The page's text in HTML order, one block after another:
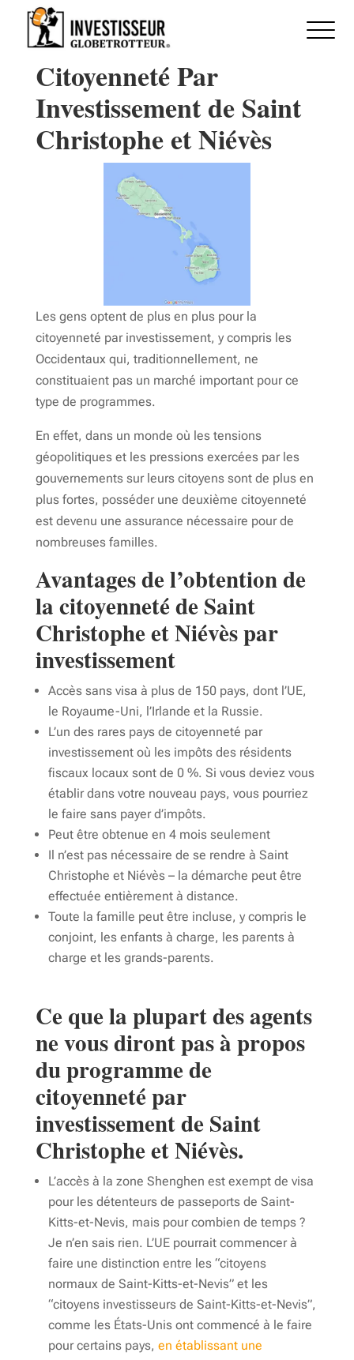
Citoyenneté Par
Investissement de Saint
Christophe et Niévès
Les gens optent de plus en plus pour la
citoyenneté par investissement, y compris les
Occidentaux qui, traditionnellement, ne
constituaient pas un marché important pour ce
type de programmes.
En effet, dans un monde où les tensions
géopolitiques et les pressions exercées par les
gouvernements sur leurs citoyens sont de plus en
plus fortes, posséder une deuxième citoyenneté
est devenu une assurance nécessaire pour de
nombreuses familles.
Avantages de l’obtention de
la citoyenneté de Saint
Christophe et Niévès par
investissement
Accès sans visa à plus de 150 pays, dont l’UE,
le Royaume-Uni, l’Irlande et la Russie.
L’un des rares pays de citoyenneté par
investissement où les impôts des résidents
fiscaux locaux sont de 0 %. Si vous deviez vous
établir dans votre nouveau pays, vous pourriez
le faire sans payer d’impôts.
Peut être obtenue en 4 mois seulement
Il n’est pas nécessaire de se rendre à Saint
Christophe et Niévès – la démarche peut être
effectuée entièrement à distance.
Toute la famille peut être incluse, y compris le
conjoint, les enfants à charge, les parents à
charge et les grands-parents.
Ce que la plupart des agents
ne vous diront pas à propos
du programme de
citoyenneté par
investissement de Saint
Christophe et Niévès.
L’accès à la zone Shenghen est exempt de visa
pour les détenteurs de passeports de Saint-
Kitts-et-Nevis, mais pour combien de temps ?
Je n’en sais rien. L’UE pourrait commencer à
faire une distinction entre les “citoyens
normaux de Saint-Kitts-et-Nevis” et les
“citoyens investisseurs de Saint-Kitts-et-Nevis”,
comme les États-Unis ont commencé à le faire
pour certains pays, en établissant une